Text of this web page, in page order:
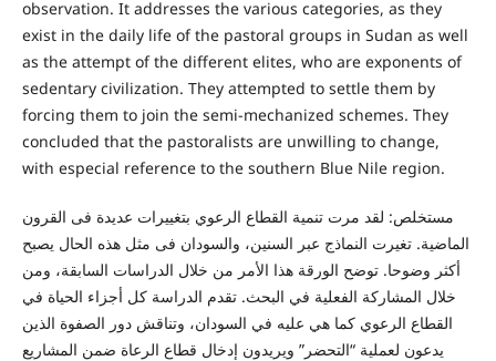
observation. It addresses the various categories, as they
exist in the daily life of the pastoral groups in Sudan as well
as the attempt of the different elites, who are exponents of
sedentary civilization. They attempted to settle them by
forcing them to join the semi-mechanized schemes. They
concluded that the pastoralists are unwilling to change,
with especial reference to the southern Blue Nile region.
مستخلص: لقد مرت تنمية القطاع الرعوي بتغييرات عديدة فى القرون
الماضية. تغيرت النماذج عبر السنين، والسودان فى مثل هذه الحال يصبح
أكثر وضوحا. توضح الورقة هذا الأمر من خلال الدراسات السابقة، ومن
خلال المشاركة الفعلية في البحث. تقدم الدراسة كل أجزاء الحياة في
القطاع الرعوي كما هي عليه في السودان، وتناقش دور الصفوة الذين
يدعون لعملية “التحضر” ويريدون إدخال قطاع الرعاة ضمن المشاريع